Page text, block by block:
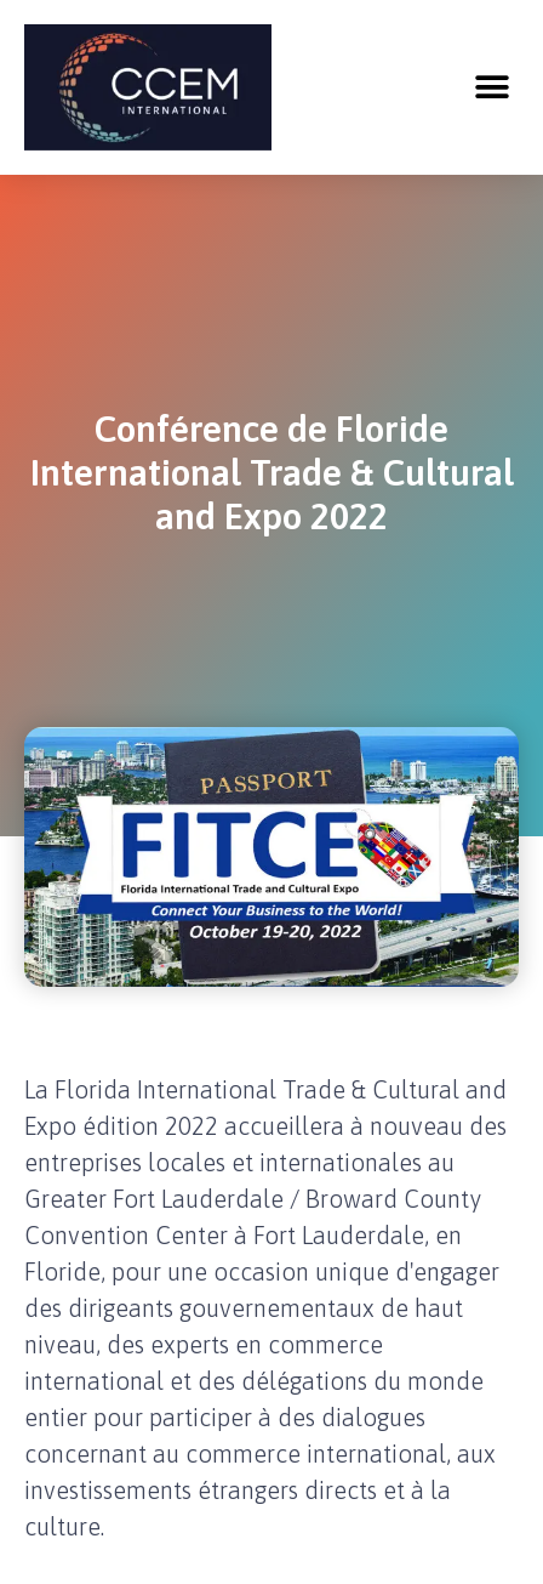
Conférence de Floride
International Trade & Cultural
and Expo 2022
La Florida International Trade & Cultural and
Expo édition 2022 accueillera à nouveau des
entreprises locales et internationales au
Greater Fort Lauderdale / Broward County
Convention Center à Fort Lauderdale, en
Floride, pour une occasion unique d'engager
des dirigeants gouvernementaux de haut
niveau, des experts en commerce
international et des délégations du monde
entier pour participer à des dialogues
concernant au commerce international, aux
investissements étrangers directs et à la
culture.